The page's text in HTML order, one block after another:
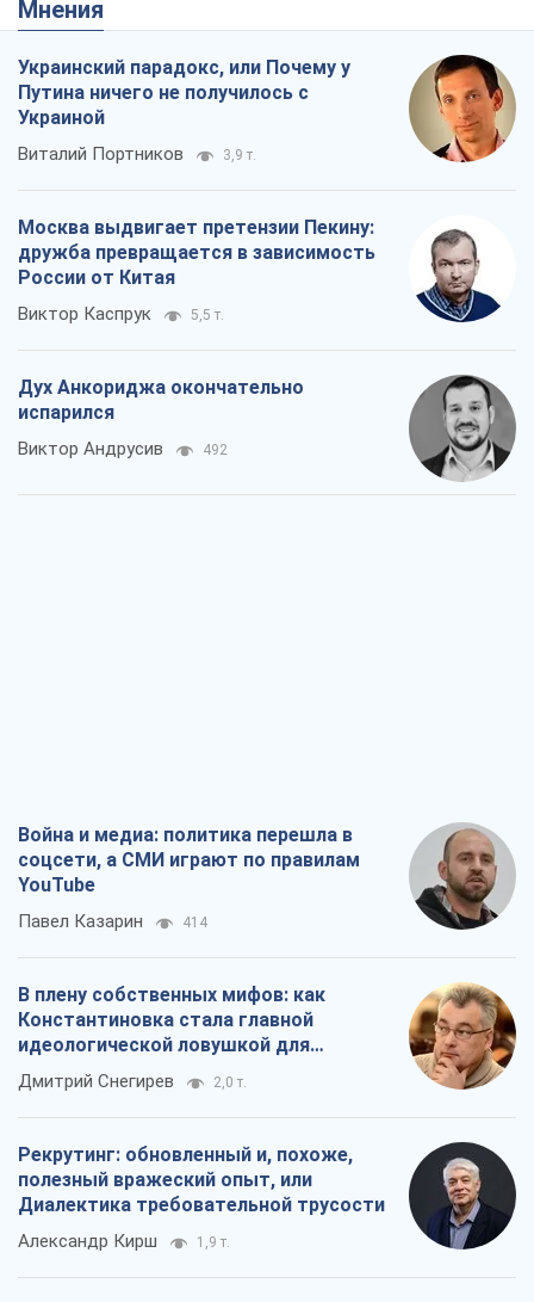
Мнения
Украинский парадокс, или Почему у
Путина ничего не получилось с
Украиной
Виталий Портников 3,9 т.
Москва выдвигает претензии Пекину:
дружба превращается в зависимость
России от Китая
Виктор Каспрук 5,5 т.
Дух Анкориджа окончательно
испарился
Виктор Андрусив 492
Война и медиа: политика перешла в
соцсети, а СМИ играют по правилам
YouTube
Павел Казарин 414
В плену собственных мифов: как
Константиновка стала главной
идеологической ловушкой для
российских оккупантов
Дмитрий Снегирев 2,0 т.
Рекрутинг: обновленный и, похоже,
полезный вражеский опыт, или
Диалектика требовательной трусости
Александр Кирш 1,9 т.